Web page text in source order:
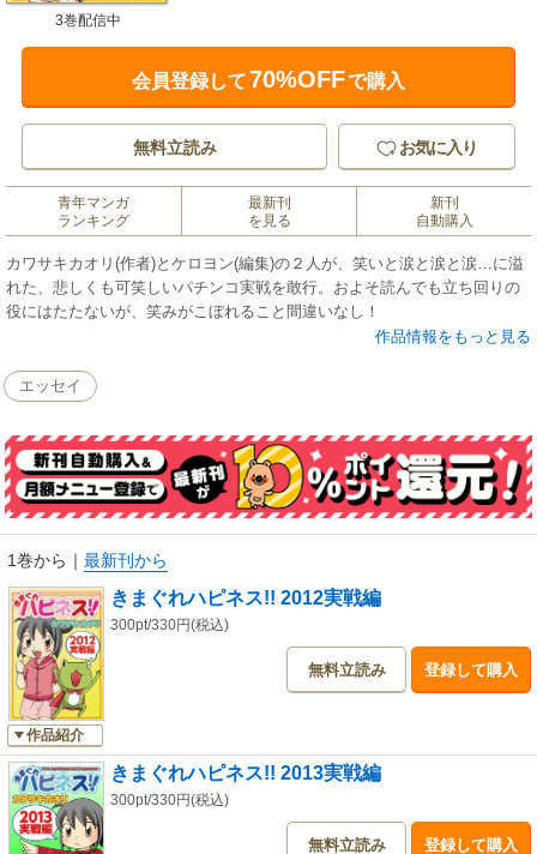
3巻配信中
会員登録して70%OFFで購入
無料立読み お気に入り
青年マンガ
ランキング
最新刊
を見る
新刊
自動購入
カワサキカオリ(作者)とケロヨン(編集)の２人が、笑いと涙と涙と涙…に溢
れた、悲しくも可笑しいパチンコ実戦を敢行。およそ読んでも立ち回りの
役にはたたないが、笑みがこぼれること間違いなし！
作品情報をもっと見る
エッセイ
1巻から ｜ 最新刊から
作品紹介
きまぐれハピネス!! 2012実戦編
300pt/330円(税込)
無料立読み 登録して購入
きまぐれハピネス!! 2013実戦編
300pt/330円(税込)
無料立読み 登録して購入